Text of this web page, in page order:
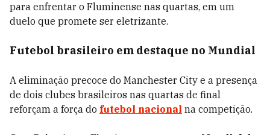
para enfrentar o Fluminense nas quartas, em um
duelo que promete ser eletrizante.
Futebol brasileiro em destaque no Mundial
A eliminação precoce do Manchester City e a presença
de dois clubes brasileiros nas quartas de final
reforçam a força do futebol nacional na competição.